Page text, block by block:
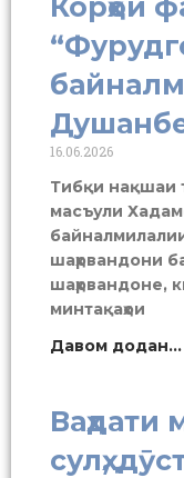
16.06.2026
Тибқи нақшаи
масъули
шаҳрвандони
шаҳрвандоне,
минтақаҳои
Давом додан...
сулҳ,